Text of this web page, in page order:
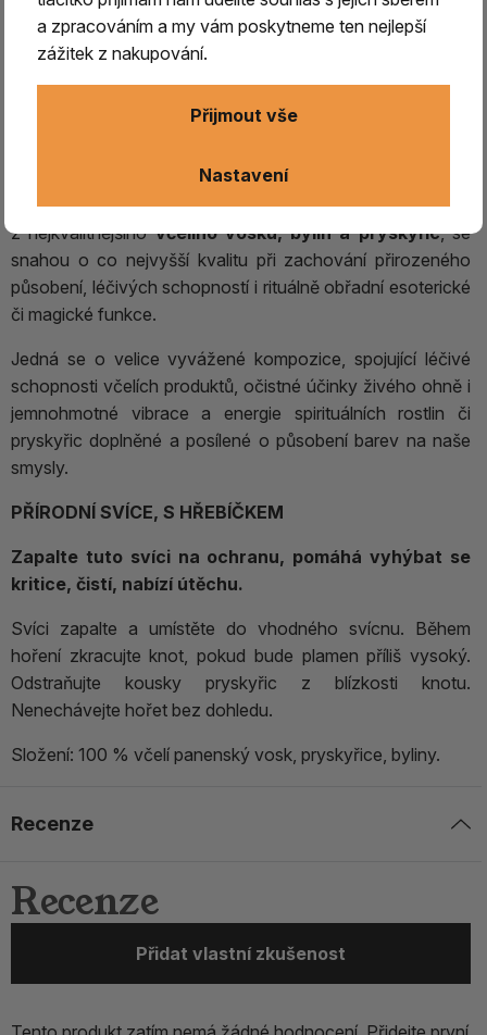
Svíce s hřebíčkem - ochrana,
vyhýbaní se kritice
Tyto výjimečnésvícejsou ručně vyrobeny
z nejkvalitnějšíhovčelího vosku, bylin a pryskyřic, se
snahou o co nejvyšší kvalitu při zachování přirozeného
působení, léčivých schopností i rituálně obřadní esoterické
či magické funkce.
Jedná se o velice vyvážené kompozice, spojující léčivé
schopnosti včelích produktů, očistné účinky živého ohně i
jemnohmotné vibrace a energie spirituálních rostlin či
pryskyřic doplněné a posílené o působení barev na naše
smysly.
PŘÍRODNÍ SVÍCE, S HŘEBÍČKEM
Zapalte tuto svíci na ochranu, pomáhá vyhýbat se
kritice, čistí, nabízí útěchu.
Svíci zapalte a umístěte do vhodného svícnu. Během
hoření zkracujte knot, pokud bude plamen příliš vysoký.
Odstraňujte kousky pryskyřic z blízkosti knotu.
Nenechávejte hořet bez dohledu.
Složení: 100 % včelí panenský vosk, pryskyřice, byliny.
Recenze
Recenze
Přidat vlastní zkušenost
a zpracováním a my vám poskytneme ten nejlepší
zážitek z nakupování.
Nastavení
Přijmout vše